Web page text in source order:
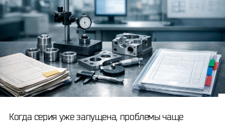
Когда серия уже запущена, проблемы чаще